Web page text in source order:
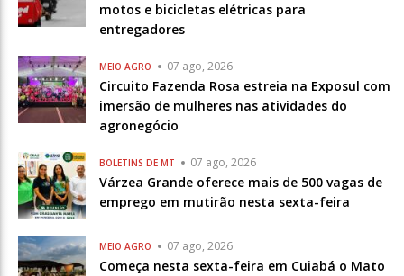
motos e bicicletas elétricas para
entregadores
MEIO AGRO 07 ago, 2026
Circuito Fazenda Rosa estreia na Exposul com
imersão de mulheres nas atividades do
agronegócio
BOLETINS DE MT 07 ago, 2026
Várzea Grande oferece mais de 500 vagas de
emprego em mutirão nesta sexta-feira
MEIO AGRO 07 ago, 2026
Começa nesta sexta-feira em Cuiabá o Mato